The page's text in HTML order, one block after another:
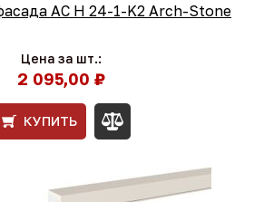
AC Н 24-1-K2 Arch-Stone
Цена за шт.:
2 095,00 ₽
КУПИТЬ